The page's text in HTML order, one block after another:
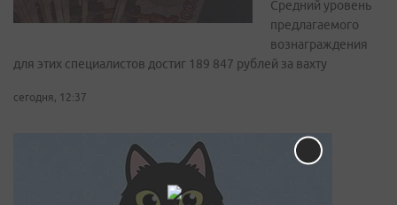
Средний уровень
предлагаемого
вознаграждения
для этих специалистов достиг 189 847 рублей за вахту
сегодня, 12:37